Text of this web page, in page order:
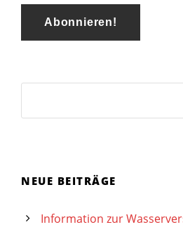
NEUE BEITRÄGE
Information zur